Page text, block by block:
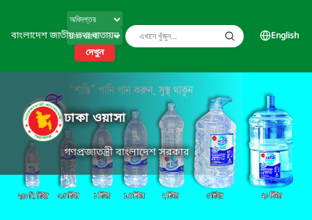
বাংলাদেশ জাতীয় তথ্য বাতায়ন
দেখুন
English
ঢাকা ওয়াসা
গণপ্রজাতন্ত্রী বাংলাদেশ সরকার